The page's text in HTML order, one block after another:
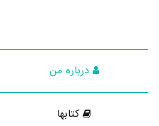
درباره من
کتابها